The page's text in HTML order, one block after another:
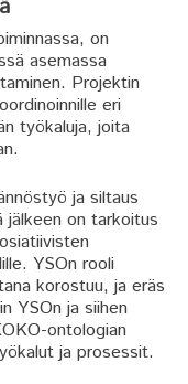
on
asemassa
Projektin
eri
työkaluja, joita
ja siltaus
jälkeen on tarkoitus
YSOn rooli
korostuu, ja eräs
YSOn ja siihen
ontologian
ja prosessit.